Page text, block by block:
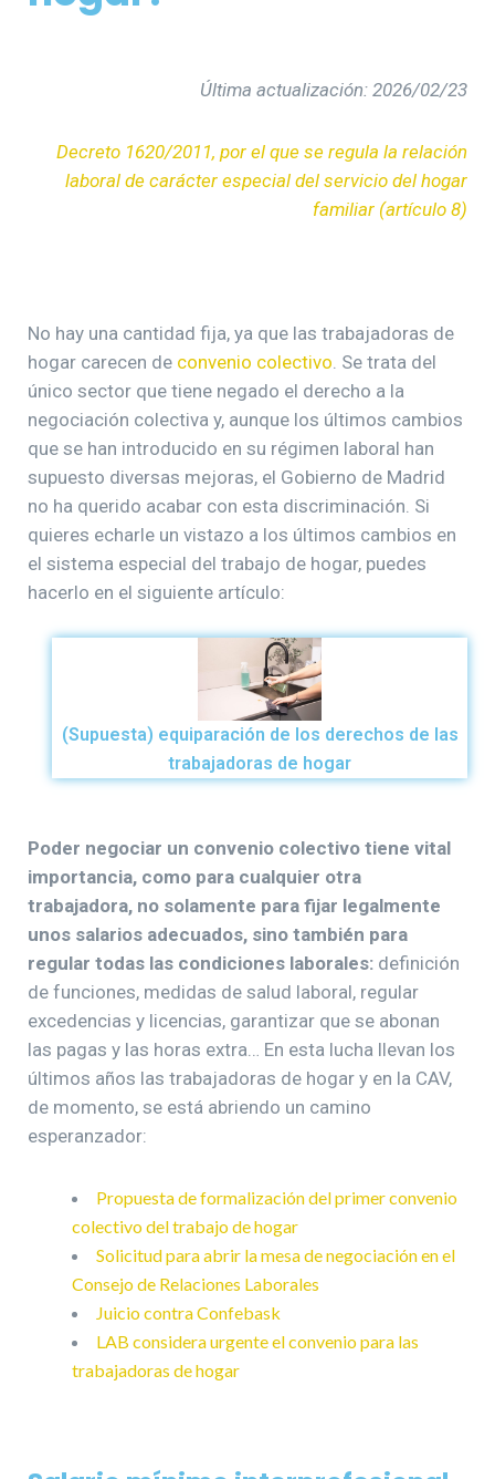
Última actualización: 2026/02/23
Decreto 1620/2011, por el que se regula la relación
laboral de carácter especial del servicio del hogar
familiar (artículo 8)
No hay una cantidad fija, ya que las trabajadoras de
hogar carecen de convenio colectivo . Se trata del
único sector que tiene negado el derecho a la
negociación colectiva y, aunque los últimos cambios
que se han introducido en su régimen laboral han
supuesto diversas mejoras, el Gobierno de Madrid
no ha querido acabar con esta discriminación. Si
quieres echarle un vistazo a los últimos cambios en
el sistema especial del trabajo de hogar, puedes
hacerlo en el siguiente artículo:
(Supuesta) equiparación de los derechos de las
trabajadoras de hogar
Poder negociar un convenio colectivo tiene vital
importancia, como para cualquier otra
trabajadora, no solamente para fijar legalmente
unos salarios adecuados, sino también para
regular todas las condiciones laborales: definición
de funciones, medidas de salud laboral, regular
excedencias y licencias, garantizar que se abonan
las pagas y las horas extra… En esta lucha llevan los
últimos años las trabajadoras de hogar y en la CAV,
de momento, se está abriendo un camino
esperanzador:
Propuesta de formalización del primer convenio
colectivo del trabajo de hogar
Solicitud para abrir la mesa de negociación en el
Consejo de Relaciones Laborales
Juicio contra Confebask
LAB considera urgente el convenio para las
trabajadoras de hogar